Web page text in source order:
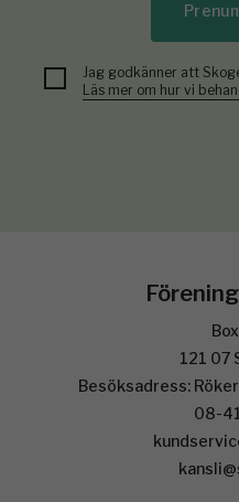
Jag godkänner att
Läs mer om hur vi
121 07
Besöksadress:
08-